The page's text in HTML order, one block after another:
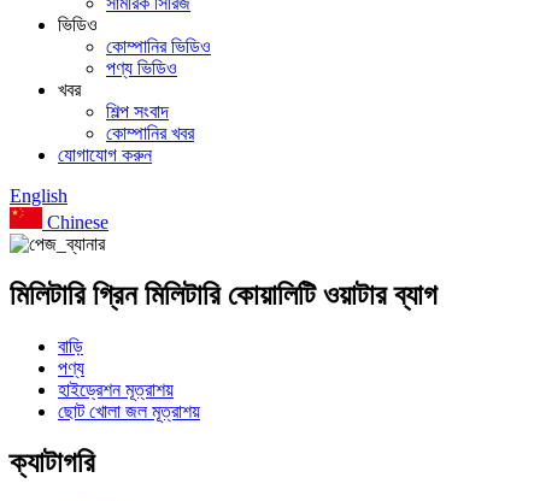
ভিডিও
কোম্পানির ভিডিও
পণ্য ভিডিও
খবর
শিল্প সংবাদ
কোম্পানির খবর
যোগাযোগ করুন
English
Chinese
মিলিটারি গ্রিন মিলিটারি কোয়ালিটি ওয়াটার ব্যাগ
বাড়ি
পণ্য
হাইড্রেশন মূত্রাশয়
ছোট খোলা জল মূত্রাশয়
ক্যাটাগরি